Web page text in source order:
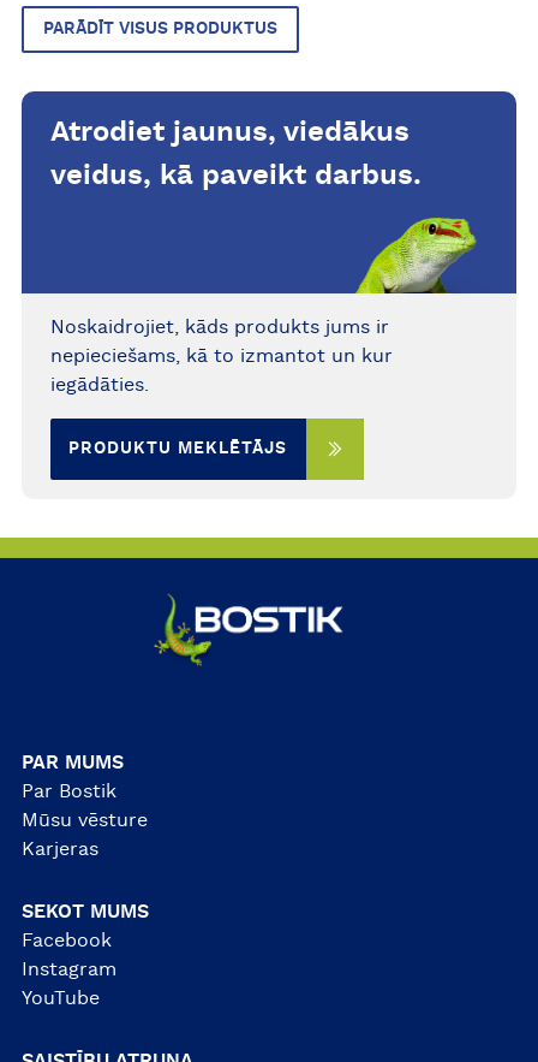
Nostiprinātajiem elementiem
nodrošina gan stabilitāti, gan
PARĀDĪT VISUS PRODUKTUS
Atrodiet jaunus, viedākus
veidus, kā paveikt darbus.
Noskaidrojiet, kāds produkts jums ir
nepieciešams, kā to izmantot un kur
iegādāties.
PRODUKTU MEKLĒTĀJS
PAR MUMS
Par Bostik
Mūsu vēsture
Karjeras
SEKOT MUMS
Facebook
Instagram
YouTube